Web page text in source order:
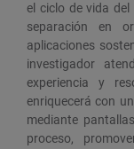
el ciclo de vida
separación en
aplicaciones
investigador
experiencia y
enriquecerá con
mediante
proceso,